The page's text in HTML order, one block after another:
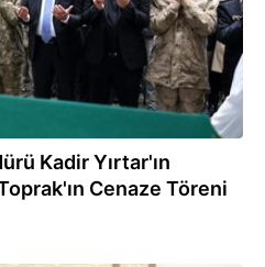
Kadir Yırtar'ın
Cenaze Töreni